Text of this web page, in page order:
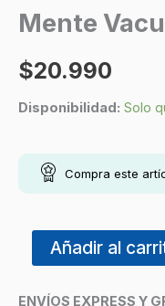
Mente
$20.990
Disponibilidad: Solo
Compra este
Añadir al
ENVÍOS EXPRESS Y